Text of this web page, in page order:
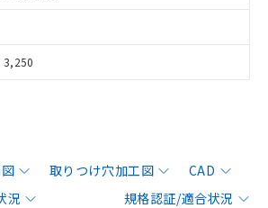
3,250
取りつけ穴加工図
CAD
況
規格認証/適合状況